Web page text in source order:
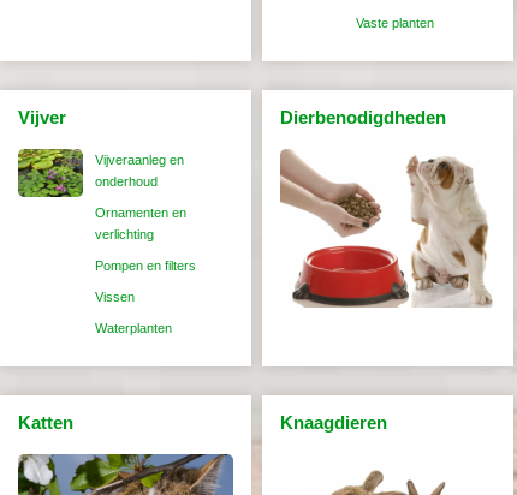
Vaste planten
Vijver
Vijveraanleg en
onderhoud
Ornamenten en
verlichting
Pompen en filters
Vissen
Waterplanten
Dierbenodigdheden
Katten Knaagdieren